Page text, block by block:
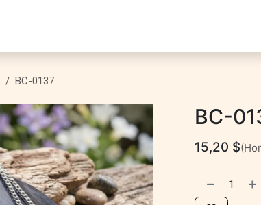
BC-0137
BC-
15,20 $